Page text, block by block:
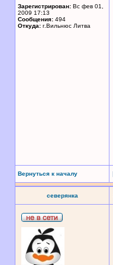
Зарегистрирован: Вс фев 01,
2009 17:13
Сообщения: 494
Откуда: г.Вильнюс Литва
Вернуться к началу
северянка